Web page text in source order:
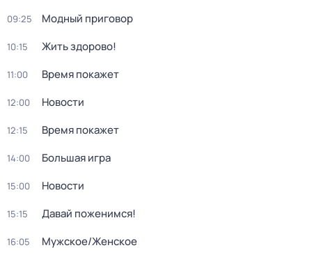
09:25 Модный приговор
10:15 Жить здорово!
11:00 Время покажет
12:00 Новости
12:15 Время покажет
14:00 Большая игра
15:00 Новости
15:15 Давай поженимся!
16:05 Мужское/Женское